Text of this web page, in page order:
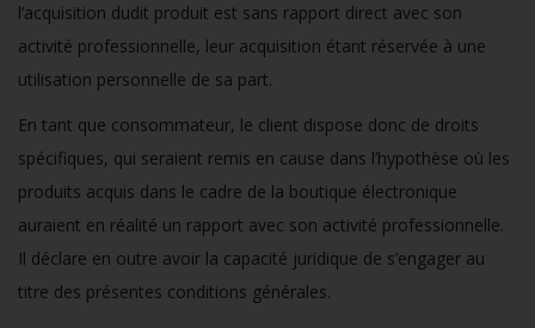
l’acquisition dudit produit est sans rapport direct avec son
activité professionnelle, leur acquisition étant réservée à une
utilisation personnelle de sa part.
En tant que consommateur, le client dispose donc de droits
spécifiques, qui seraient remis en cause dans l’hypothèse où les
produits acquis dans le cadre de la boutique électronique
auraient en réalité un rapport avec son activité professionnelle.
Il déclare en outre avoir la capacité juridique de s’engager au
titre des présentes conditions générales.